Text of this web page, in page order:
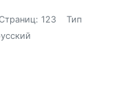
123
Тип